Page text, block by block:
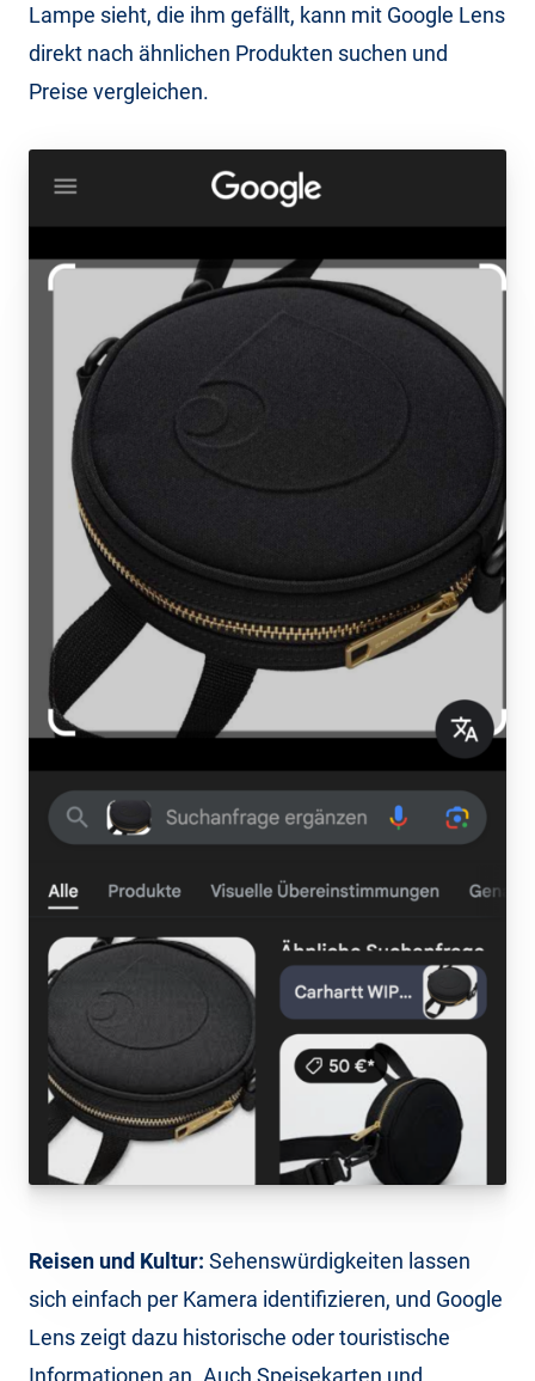
Lampe sieht, die ihm gefällt, kann mit Google Lens
direkt nach ähnlichen Produkten suchen und
Preise vergleichen.
Reisen und Kultur: Sehenswürdigkeiten lassen
sich einfach per Kamera identifizieren, und Google
Lens zeigt dazu historische oder touristische
Informationen an. Auch Speisekarten und